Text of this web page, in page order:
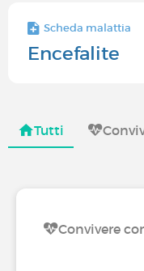
Scheda malattia
Encefalite
Tutti
Convivere